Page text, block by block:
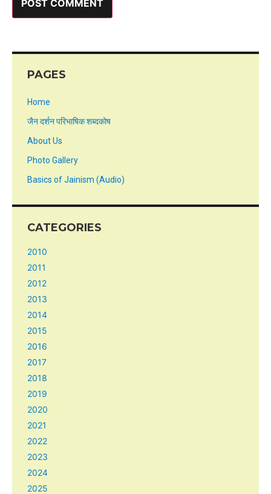
PAGES
Home
जैन दर्शन परिभाषिक शब्दकोष
About Us
Photo Gallery
Basics of Jainism (Audio)
CATEGORIES
2010
2011
2012
2013
2014
2015
2016
2017
2018
2019
2020
2021
2022
2023
2024
2025